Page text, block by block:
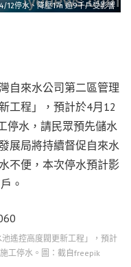
12停水、降壓17h 逾9千戶受影響
自來水公司第二區管理
工程」，預計於4月12
停水，請民眾預先儲水
展局將持續督促自來水
不便，本次停水預計影
。
遙控高度閥更新工程」，預計
工停水。圖：截自freepik